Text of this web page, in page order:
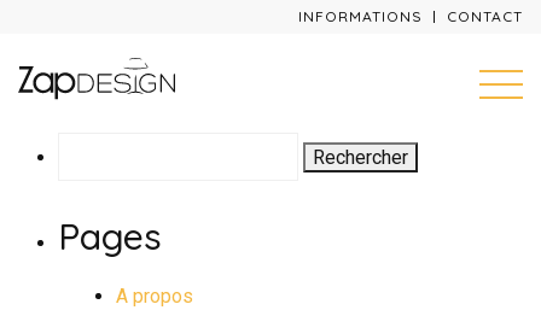
INFORMATIONS CONTACT
Pages
A propos